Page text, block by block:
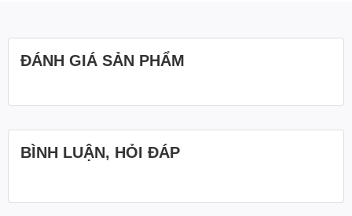
ĐÁNH GIÁ SẢN PHẨM
BÌNH LUẬN, HỎI ĐÁP